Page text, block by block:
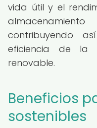
vida útil y el
contribuyendo
eficiencia de la
renovable.
Beneficios
sostenibles